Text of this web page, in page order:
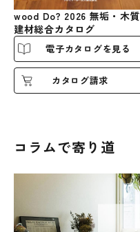
wood Do? 2026 無垢・木質
建材総合カタログ
電子カタログを見る
カタログ請求
コラムで寄り道